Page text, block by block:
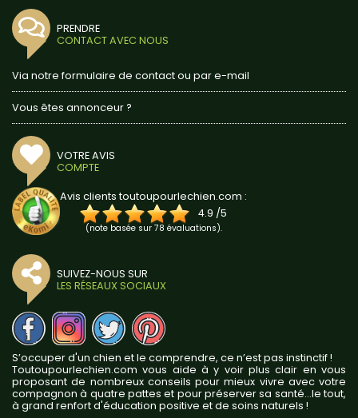
PRENDRE
CONTACT AVEC NOUS
Via notre formulaire de contact ou par e-mail
Vous êtes annonceur ?
VOTRE AVIS
COMPTE
Avis clients toutoupourlechien.com :
4.9 /5
(note basée sur 78 évaluations).
SUIVEZ-NOUS SUR
LES RÉSEAUX SOCIAUX
S’occuper d'un chien et le comprendre, ce n’est pas instinctif !
Toutoupourlechien.com vous aide à y voir plus clair en vous
proposant de nombreux conseils pour mieux vivre avec votre
compagnon à quatre pattes et pour préserver sa santé...le tout,
à grand renfort d'éducation positive et de soins naturels !